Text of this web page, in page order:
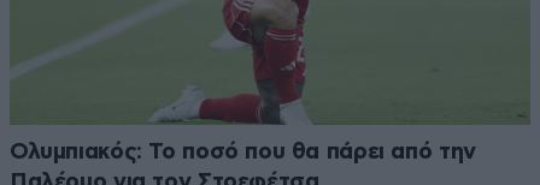
Ολυμπιακός: Το ποσό που θα πάρει από την